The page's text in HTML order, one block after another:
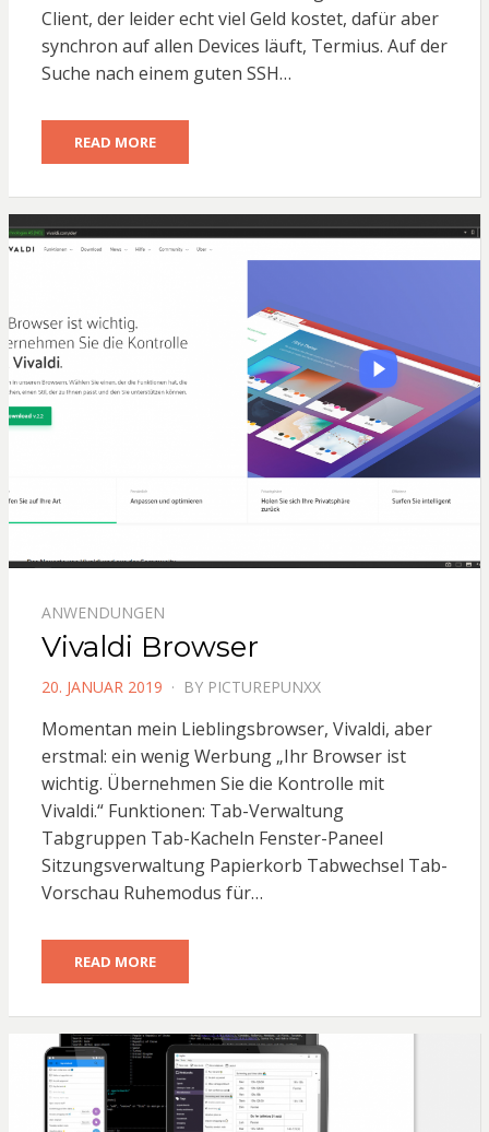
Client, der leider echt viel Geld kostet, dafür aber
synchron auf allen Devices läuft, Termius. Auf der
Suche nach einem guten SSH…
READ MORE
ANWENDUNGEN
Vivaldi Browser
POSTED
20. JANUAR 2019 BY PICTUREPUNXX
Momentan mein Lieblingsbrowser, Vivaldi, aber
erstmal: ein wenig Werbung „Ihr Browser ist
wichtig. Übernehmen Sie die Kontrolle mit
Vivaldi.“ Funktionen: Tab-Verwaltung
Tabgruppen Tab-Kacheln Fenster-Paneel
Sitzungsverwaltung Papierkorb Tabwechsel Tab-
Vorschau Ruhemodus für…
READ MORE